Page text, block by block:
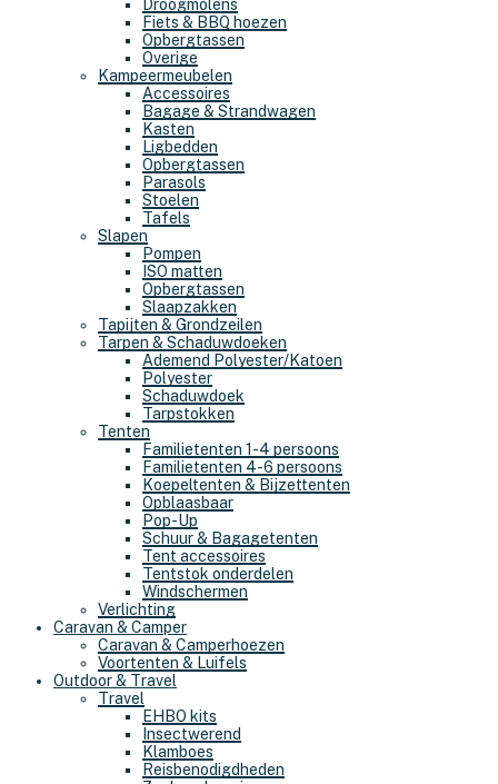
Droogmolens
Fiets & BBQ hoezen
Opbergtassen
Overige
Kampeermeubelen
Accessoires
Bagage & Strandwagen
Kasten
Ligbedden
Opbergtassen
Parasols
Stoelen
Tafels
Slapen
Pompen
ISO matten
Opbergtassen
Slaapzakken
Tapijten & Grondzeilen
Tarpen & Schaduwdoeken
Ademend Polyester/Katoen
Polyester
Schaduwdoek
Tarpstokken
Tenten
Familietenten 1-4 persoons
Familietenten 4-6 persoons
Koepeltenten & Bijzettenten
Opblaasbaar
Pop-Up
Schuur & Bagagetenten
Tent accessoires
Tentstok onderdelen
Windschermen
Verlichting
Caravan & Camper
Caravan & Camperhoezen
Voortenten & Luifels
Outdoor & Travel
Travel
EHBO kits
Insectwerend
Klamboes
Reisbenodigdheden